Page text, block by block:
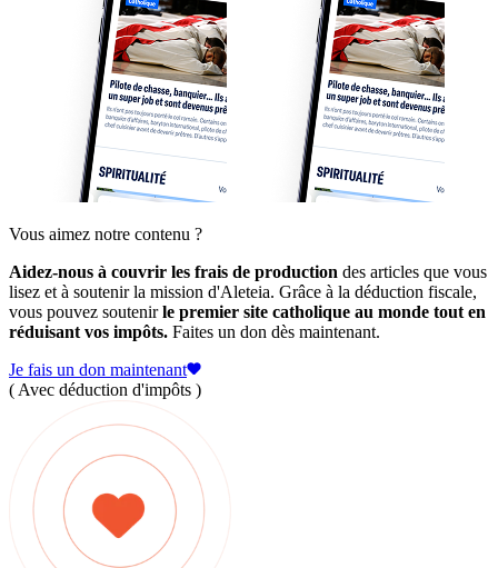
Vous aimez notre contenu ?
Aidez-nous à couvrir les frais de production des articles que vous
lisez et à soutenir la mission d'Aleteia. Grâce à la déduction fiscale,
vous pouvez soutenirle premier site catholique au monde tout en
réduisant vos impôts. Faites un don dès maintenant.
Je fais un don maintenant
( Avec déduction d'impôts )